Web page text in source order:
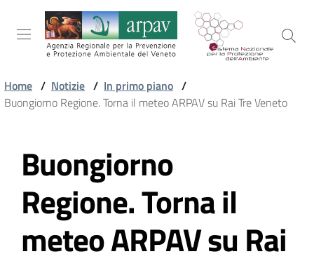
Salta al contenuto
Salta alla navigazione
Salta al footer
ARPAV
TEMI
TERRITORIO
Home / Notizie / In primo piano /
Buongiorno Regione. Torna il meteo ARPAV su Rai Tre Veneto
Vai al contenuto
Buongiorno
Regione. Torna il
meteo ARPAV su Rai